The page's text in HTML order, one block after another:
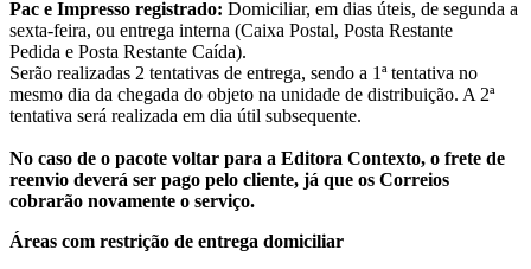
Pac e Impresso registrado: Domiciliar, em dias úteis, de segunda a
sexta-feira, ou entrega interna (Caixa Postal, Posta Restante
Pedida e Posta Restante Caída).
Serão realizadas 2 tentativas de entrega, sendo a 1ª tentativa no
mesmo dia da chegada do objeto na unidade de distribuição. A 2ª
tentativa será realizada em dia útil subsequente.
No caso de o pacote voltar para a Editora Contexto, o frete de
reenvio deverá ser pago pelo cliente, já que os Correios
cobrarão novamente o serviço.
Áreas com restrição de entrega domiciliar